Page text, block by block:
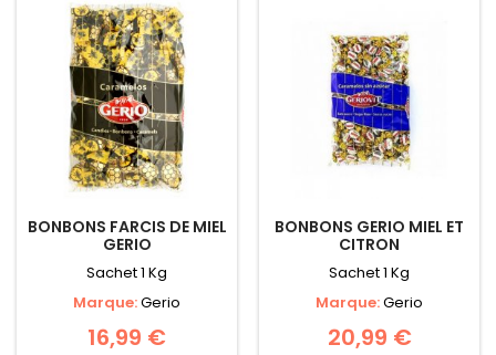
BONBONS FARCIS DE MIEL
GERIO
Sachet 1 Kg
Marque:Gerio
16,99 €
BONBONS GERIO MIEL ET
CITRON
Sachet 1 Kg
Marque:Gerio
20,99 €